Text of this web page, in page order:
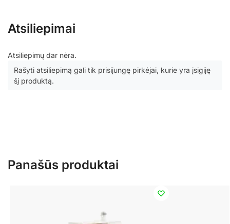
Atsiliepimai
Atsiliepimų dar nėra.
Rašyti atsiliepimą gali tik prisijungę pirkėjai, kurie yra įsigiję
šį produktą.
Panašūs produktai